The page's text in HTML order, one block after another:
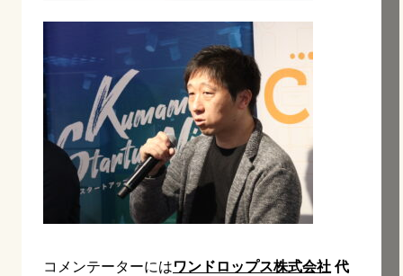
コメンテーターにはワンドロップス株式会社代